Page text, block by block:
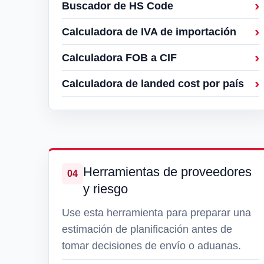
Buscador de HS Code
Calculadora de IVA de importación
Calculadora FOB a CIF
Calculadora de landed cost por país
04 Herramientas de proveedores
y riesgo
Use esta herramienta para preparar una
estimación de planificación antes de
tomar decisiones de envío o aduanas.